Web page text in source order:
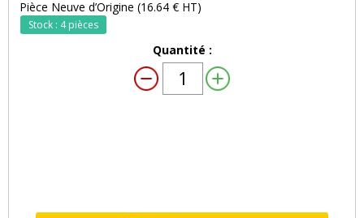
Pièce Neuve d’Origine (16.64 € HT)
Stock : 4 pièces
Quantité :